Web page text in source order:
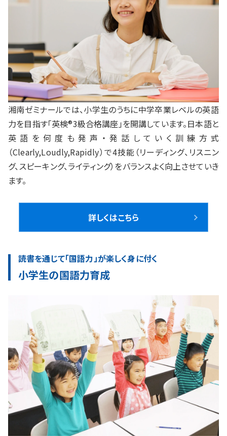
湘南ゼミナールでは、小学生のうちに中学卒業レベルの英語
力を目指す「英検®3級合格講座」を開講しています。日本語と
英語を何度も発声・発話していく訓練方式
（Clearly,Loudly,Rapidly）で4技能（リーディング、リスニン
グ、スピーキング、ライティング）をバランスよく向上させていき
ます。
詳しくはこちら
読書を通じて「国語力」が楽しく身に付く
小学生の国語力育成